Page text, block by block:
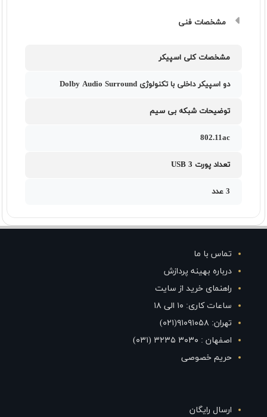
مشخصات فنی
مشخصات کلی اسپیکر
دو اسپیکر داخلی با تکنولوژی Dolby Audio Surround
توضیحات شبکه بی سیم
802.11ac
تعداد پورت USB 3
3 عدد
تماس با ما
درباره بهینه پردازش
راهنمای خرید از سایت
ساعات کاری: ۱۰ الی ۱۸
تهران: ۹۱۰۹۱۰۵۸(۰۲۱)
اصفهان : ۳۰۳۰ ۳۲۳۵ (۰۳۱)
حریم خصوصی
ارسال رایگان